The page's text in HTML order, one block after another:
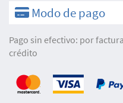
Modo de pago
Pago sin efectivo: por
crédito